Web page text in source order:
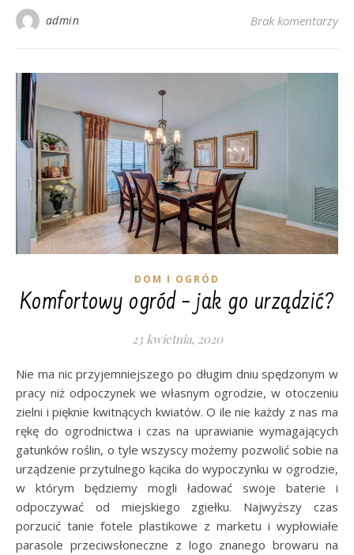
admin Brak komentarzy
DOM I OGRÓD
Komfortowy ogród – jak go urządzić?
23 kwietnia, 2020
Nie ma nic przyjemniejszego po długim dniu spędzonym w
pracy niż odpoczynek we własnym ogrodzie, w otoczeniu
zielni i pięknie kwitnących kwiatów. O ile nie każdy z nas ma
rękę do ogrodnictwa i czas na uprawianie wymagających
gatunków roślin, o tyle wszyscy możemy pozwolić sobie na
urządzenie przytulnego kącika do wypoczynku w ogrodzie,
w którym będziemy mogli ładować swoje baterie i
odpoczywać od miejskiego zgiełku. Najwyższy czas
porzucić tanie fotele plastikowe z marketu i wypłowiałe
parasole przeciwsłoneczne z logo znanego browaru na